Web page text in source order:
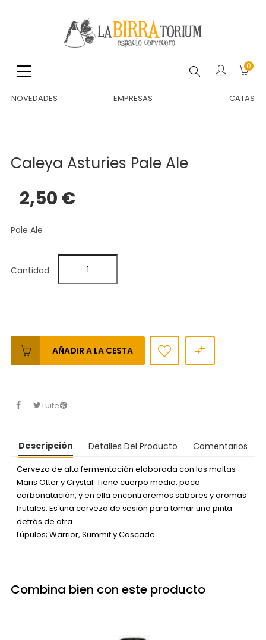
Buscar 0
NOVEDADES EMPRESAS CATAS
Caleya Asturies Pale Ale
2,50 €
Pale Ale
Cantidad
AÑADIR A LA CESTA 
Tuitear
Descripción Detalles Del Producto Comentarios
Cerveza de alta fermentación elaborada con las maltas
Maris Otter y Crystal. Tiene cuerpo medio, poca
carbonatación, y en ella encontraremos sabores y aromas
frutales. Es una cerveza de sesión para tomar una pinta
detrás de otra.
Lúpulos; Warrior, Summit y Cascade.
Combina bien con este producto